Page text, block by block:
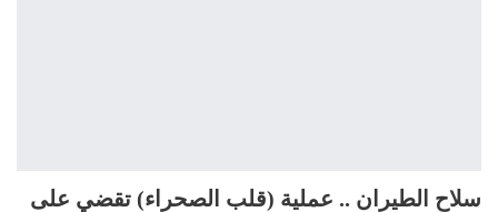
سلاح الطيران .. عملية (قلب الصحراء) تقضي على